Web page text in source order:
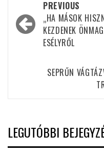
navigation
PREVIOUS
„HA MÁSOK
KEZDENEK
ESÉLYRŐL
SEPRŰN
LEGUTÓBBI